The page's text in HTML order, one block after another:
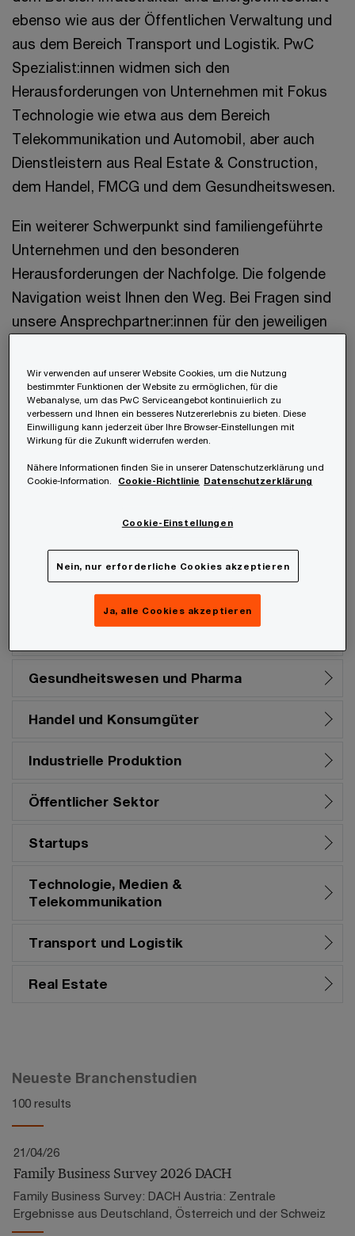
ebenso wie aus der Öffentlichen Verwaltung und
aus dem Bereich Transport und Logistik. PwC
Spezialist:innen widmen sich den
Herausforderungen von Unternehmen mit Fokus
Technologie wie etwa aus dem Bereich
Telekommunikation und Automobil, aber auch
Dienstleistern aus Real Estate & Construction,
dem Handel, FMCG und dem Gesundheitswesen.
Ein weiterer Schwerpunkt sind familiengeführte
Unternehmen und den besonderen
Herausforderungen der Nachfolge. Die folgende
Navigation weist Ihnen den Weg. Bei Fragen sind
unsere Ansprechpartner:innen für den jeweiligen
Wählen Sie Ihre Branche
Energiewirtschaft
Familienunternehmen
Gesundheitswesen und Pharma
Handel und Konsumgüter
Industrielle Produktion
Öffentlicher Sektor
Startups
Technologie, Medien &
Telekommunikation
Transport und Logistik
Real Estate
Neueste Branchenstudien
100 results
21/04/26
Family Business Survey 2026 DACH
Family Business Survey: DACH Austria: Zentrale
Ergebnisse aus Deutschland, Österreich und der Schweiz
Wir verwenden auf unserer Website Cookies, um die Nutzung
bestimmter Funktionen der Website zu ermöglichen, für die
Webanalyse, um das PwC Serviceangebot kontinuierlich zu
verbessern und Ihnen ein besseres Nutzererlebnis zu bieten. Diese
Einwilligung kann jederzeit über Ihre Browser-Einstellungen mit
Wirkung für die Zukunft widerrufen werden.
Nähere Informationen finden Sie in unserer Datenschutzerklärung und
Cookie-Information.
Cookie-Richtlinie Datenschutzerklärung
Cookie-Einstellungen
Nein, nur erforderliche Cookies akzeptieren
Ja, alle Cookies akzeptieren